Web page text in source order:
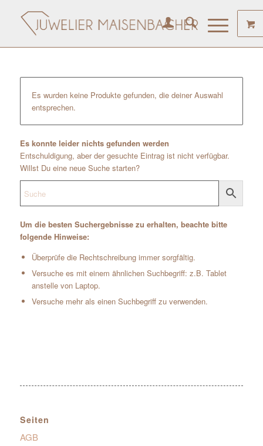
Es wurden keine Produkte gefunden, die deiner Auswahl
entsprechen.
Es konnte leider nichts gefunden werden
Entschuldigung, aber der gesuchte Eintrag ist nicht verfügbar.
Willst Du eine neue Suche starten?
Um die besten Suchergebnisse zu erhalten, beachte bitte
folgende Hinweise:
Überprüfe die Rechtschreibung immer sorgfältig.
Versuche es mit einem ähnlichen Suchbegriff: z.B. Tablet
anstelle von Laptop.
Versuche mehr als einen Suchbegriff zu verwenden.
Seiten
AGB